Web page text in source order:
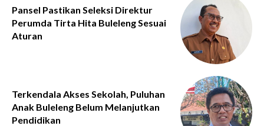
Pansel Pastikan Seleksi Direktur
Perumda Tirta Hita Buleleng Sesuai
Aturan
Terkendala Akses Sekolah, Puluhan
Anak Buleleng Belum Melanjutkan
Pendidikan